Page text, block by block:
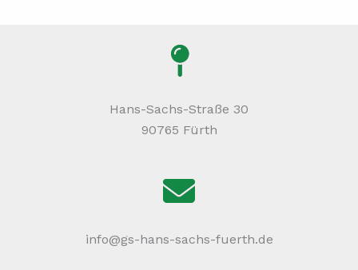
Hans-Sachs-Straße 30
90765 Fürth
info@gs-hans-sachs-fuerth.de